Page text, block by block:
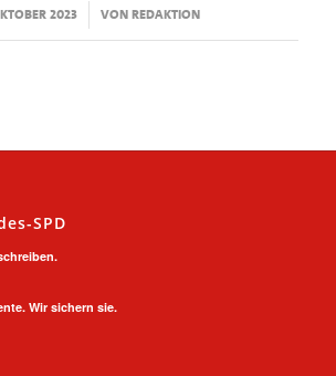
2023
/ VONREDAKTION
SPD
Wir sichern sie.